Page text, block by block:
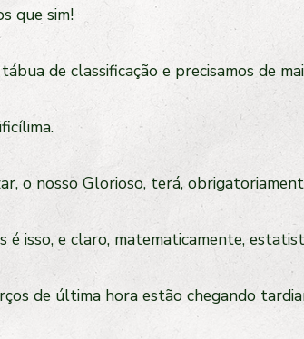
que sim!
de classificação e precisamos de
o nosso Glorioso, terá,
é isso, e claro, matematicamente,
de última hora estão chegando